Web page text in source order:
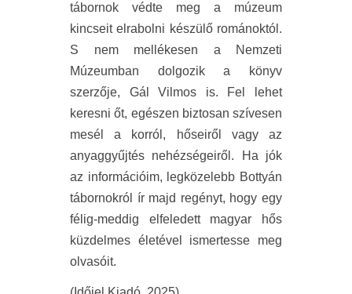
tábornok védte meg a múzeum
kincseit elrabolni készülő románoktól.
S nem mellékesen a Nemzeti
Múzeumban dolgozik a könyv
szerzője, Gál Vilmos is. Fel lehet
keresni őt, egészen biztosan szívesen
mesél a korról, hőseiről vagy az
anyaggyűjtés nehézségeiről. Ha jók
az információim, legközelebb Bottyán
tábornokról ír majd regényt, hogy egy
félig-meddig elfeledett magyar hős
küzdelmes életével ismertesse meg
olvasóit.